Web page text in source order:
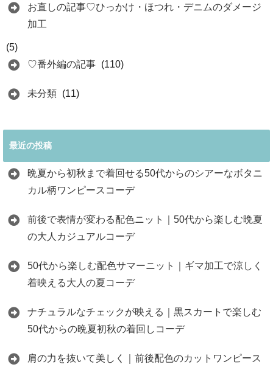
お直しの記事♡ひっかけ・ほつれ・デニムのダメージ
加工
(5)
♡番外編の記事 (110)
未分類 (11)
最近の投稿
晩夏から初秋まで着回せる50代からのシアーなボタニ
カル柄ワンピースコーデ
前後で表情が変わる配色ニット｜50代から楽しむ晩夏
の大人カジュアルコーデ
50代から楽しむ配色サマーニット｜ギマ加工で涼しく
着映える大人の夏コーデ
ナチュラルなチェックが映える｜黒スカートで楽しむ
50代からの晩夏初秋の着回しコーデ
肩の力を抜いて美しく｜前後配色のカットワンピース